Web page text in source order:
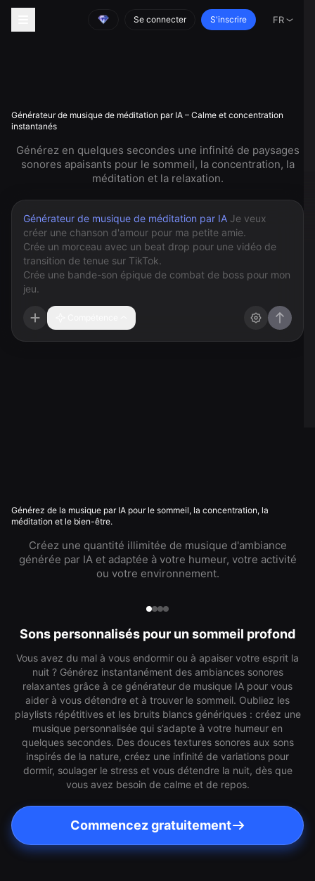
Se connecter S'inscrire FR
Générateur de musique de méditation par IA – Calme et concentration
instantanés
Générez en quelques secondes une infinité de paysages
sonores apaisants pour le sommeil, la concentration, la
méditation et la relaxation.
Générateur de musique de méditation par IA
Générez de la musique par IA pour le sommeil, la concentration, la
méditation et le bien-être.
Créez une quantité illimitée de musique d'ambiance
générée par IA et adaptée à votre humeur, votre activité
ou votre environnement.
Sons personnalisés pour un sommeil profond
Vous avez du mal à vous endormir ou à apaiser votre esprit la
nuit ? Générez instantanément des ambiances sonores
relaxantes grâce à ce générateur de musique IA pour vous
aider à vous détendre et à trouver le sommeil. Oubliez les
playlists répétitives et les bruits blancs génériques : créez une
musique personnalisée qui s’adapte à votre humeur en
quelques secondes. Des douces textures sonores aux sons
inspirés de la nature, créez une infinité de variations pour
dormir, soulager le stress et vous détendre la nuit, dès que
vous avez besoin de calme et de repos.
Commencez gratuitement